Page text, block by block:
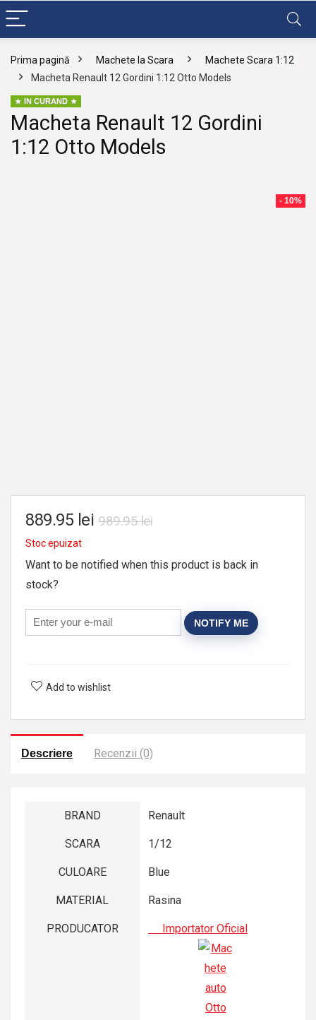
Prima pagină Machete la Scara
Machete Scara 1:12
Macheta Renault 12 Gordini 1:12 Otto Models
IN CURAND
Macheta Renault 12 Gordini
1:12 Otto Models
- 10%
989.95lei
889.95 lei
Stoc epuizat
Want to be notified when this product is back in
stock?
NOTIFY ME
Add to wishlist
Descriere Recenzii (0)
BRAND Renault
SCARA 1/12
CULOARE Blue
MATERIAL Rasina
PRODUCATOR Importator Oficial